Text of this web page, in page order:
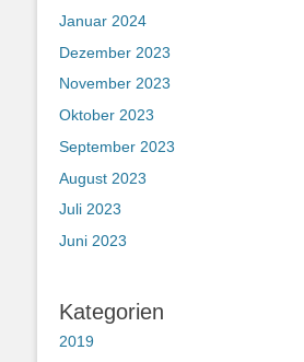
Januar 2024
Dezember 2023
November 2023
Oktober 2023
September 2023
August 2023
Juli 2023
Juni 2023
Kategorien
2019